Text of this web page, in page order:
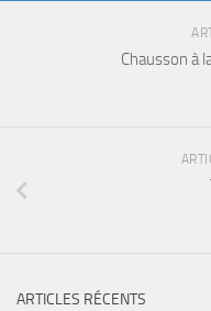
Chausson à
ARTICLES RÉCENTS